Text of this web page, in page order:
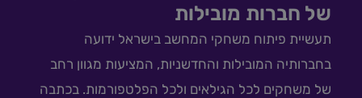
של חברות מובילות
תעשיית פיתוח משחקי המחשב בישראל ידועה
בחברותיה המובילות והחדשניות, המציעות מגוון רחב
של משחקים לכל הגילאים ולכל הפלטפורמות. בכתבה